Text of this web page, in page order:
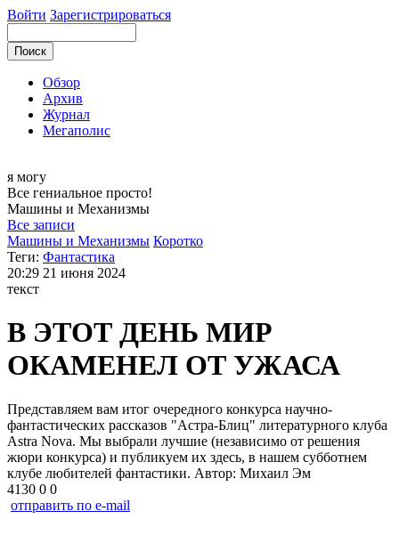
Войти Зарегистрироваться
Обзор
Архив
Журнал
Мегаполис
я могу
Все гениальное просто!
Машины и Механизмы
Все записи
Машины и Механизмы Коротко
Теги: Фантастика
20:29 21 июня 2024
текст
В ЭТОТ ДЕНЬ МИР
ОКАМЕНЕЛ ОТ УЖАСА
Представляем вам итог очередного конкурса научно-
фантастических рассказов "Астра-Блиц" литературного клуба
Astra Nova. Мы выбрали лучшие (независимо от решения
жюри конкурса) и публикуем их здесь, в нашем субботнем
клубе любителей фантастики. Автор: Михаил Эм
4130 0 0
отправить по e-mail